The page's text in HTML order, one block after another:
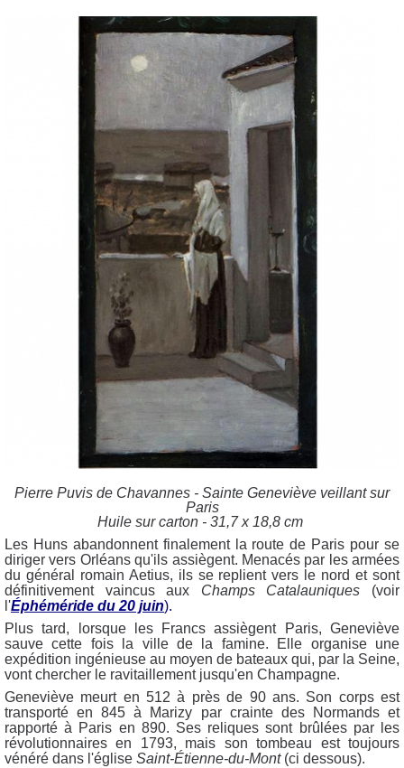
Pierre Puvis de Chavannes - Sainte Geneviève veillant sur
Paris
Huile sur carton - 31,7 x 18,8 cm
Les Huns abandonnent finalement la route de Paris pour se
diriger vers Orléans qu'ils assiègent. Menacés par les armées
du général romain Aetius, ils se replient vers le nord et sont
définitivement vaincus aux Champs Catalauniques (voir
l'Éphéméride du 20 juin).
Plus tard, lorsque les Francs assiègent Paris, Geneviève
sauve cette fois la ville de la famine. Elle organise une
expédition ingénieuse au moyen de bateaux qui, par la Seine,
vont chercher le ravitaillement jusqu'en Champagne.
Geneviève meurt en 512 à près de 90 ans. Son corps est
transporté en 845 à Marizy par crainte des Normands et
rapporté à Paris en 890. Ses reliques sont brûlées par les
révolutionnaires en 1793, mais son tombeau est toujours
vénéré dans l'église Saint-Étienne-du-Mont(ci dessous).